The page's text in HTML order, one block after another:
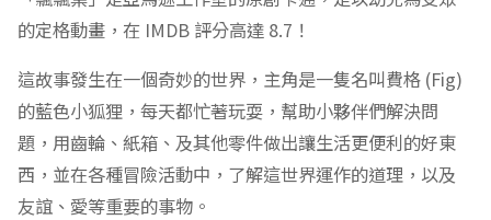
的定格動畫，在 IMDB 評分高達 8.7！
這故事發生在一個奇妙的世界，主角是一隻名叫費格 (Fig)
的藍色小狐狸，每天都忙著玩耍，幫助小夥伴們解決問
題，用齒輪、紙箱、及其他零件做出讓生活更便利的好東
西，並在各種冒險活動中，了解這世界運作的道理，以及
友誼、愛等重要的事物。